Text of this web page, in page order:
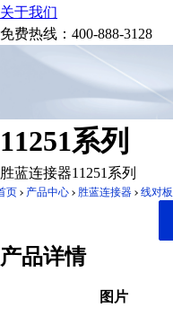
关于我们
免费热线： 400-888-3128
11251系列
胜蓝连接器11251系列
页 产品中心 胜蓝连接器 线对板
产品详情
图片